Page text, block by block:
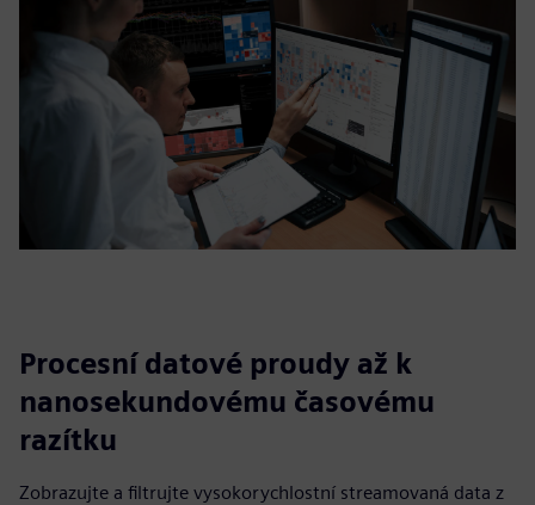
Procesní datové proudy až k
nanosekundovému časovému
razítku
Zobrazujte a filtrujte vysokorychlostní streamovaná data z